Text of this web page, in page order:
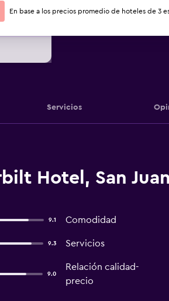
Servicios
Hotel, San Juan
9.1 Comodidad
9.3 Servicios
9.0
Relación calidad-
precio
En base a los precios promedio de hoteles de 3